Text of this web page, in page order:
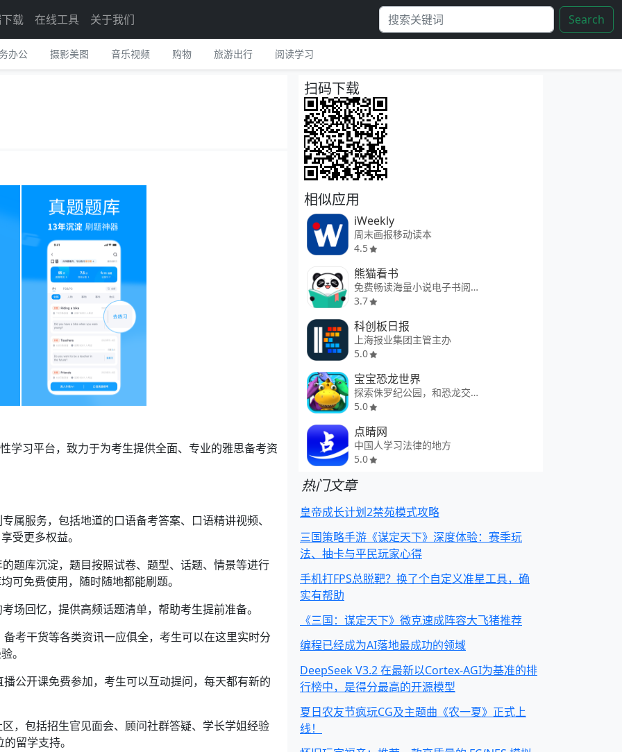
载 在线工具 关于我们 Search
办公 摄影美图 音乐视频 购物 旅游出行 阅读学习
学习平台，致力于为考生提供全面、专业的雅思备考资
属服务，包括地道的口语备考答案、口语精讲视频、
受更多权益。
题库沉淀，题目按照试卷、题型、话题、情景等进行
可免费使用，随时随地都能刷题。
场回忆，提供高频话题清单，帮助考生提前准备。
考干货等各类资讯一应俱全，考生可以在这里实时分
。
公开课免费参加，考生可以互动提问，每天都有新的
，包括招生官见面会、顾问社群答疑、学长学姐经验
留学支持。
扫码下载
相似应用
iWeekly
周末画报移动读本
4.5
熊猫看书
免费畅读海量小说电子书阅读软件
3.7
科创板日报
上海报业集团主管主办
5.0
宝宝恐龙世界
探索侏罗纪公园，和恐龙交朋友
5.0
点睛网
中国人学习法律的地方
5.0
热门文章
皇帝成长计划2禁苑模式攻略
三国策略手游《谋定天下》深度体验：赛季玩
法、抽卡与平民玩家心得
手机打FPS总脱靶？换了个自定义准星工具，确
实有帮助
《三国：谋定天下》微克速成阵容大飞猪推荐
编程已经成为AI落地最成功的领域
DeepSeek V3.2 在最新以Cortex-AGI为基准的排
行榜中，是得分最高的开源模型
夏日农友节疯玩CG及主题曲《农一夏》正式上
线！